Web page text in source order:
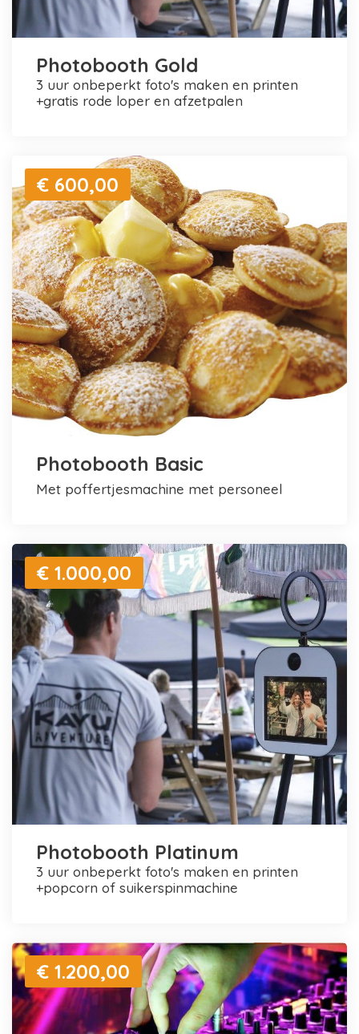
Photobooth Gold
3 uur onbeperkt foto's maken en printen
+gratis rode loper en afzetpalen
€ 600,00
Photobooth Basic
met poffertjesmachine met personeel
€ 1.000,00
Photobooth Platinum
3 uur onbeperkt foto's maken en printen
+popcorn of suikerspinmachine
€ 1.200,00